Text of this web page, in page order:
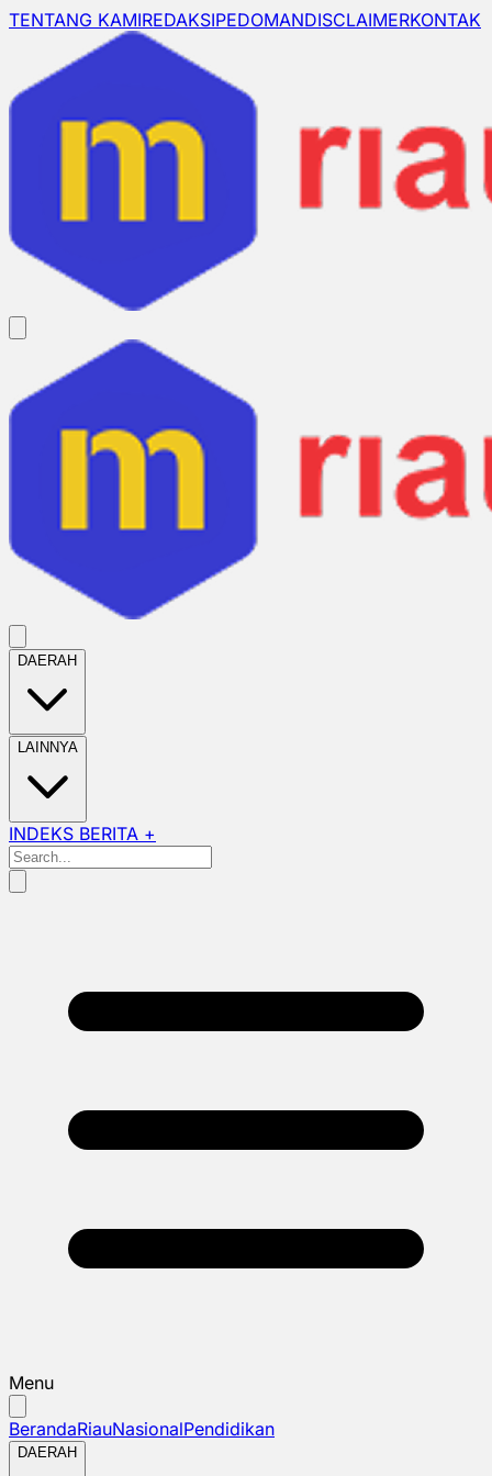
TENTANG KAMIREDAKSIPEDOMANDISCLAIMERKONTAK
DAERAH
LAINNYA
INDEKS BERITA +
Menu
BerandaRiauNasionalPendidikan
DAERAH